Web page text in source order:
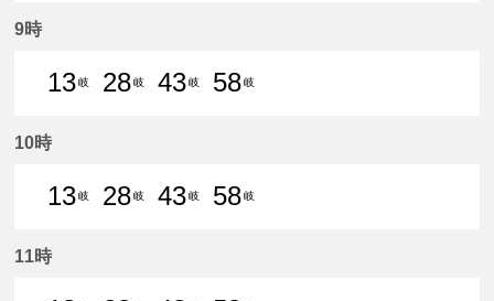
9時
13岐
28岐
43岐
58岐
10時
13岐
28岐
43岐
58岐
11時